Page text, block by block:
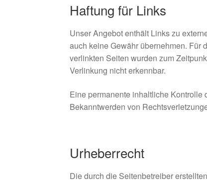
Haftung für Links
Unser Angebot enthält Links zu
auch keine Gewähr übernehmen. Für
verlinkten Seiten wurden zum
Verlinkung nicht erkennbar.
Eine permanente inhaltliche Kontrolle
Bekanntwerden von
Urheberrecht
Die durch die Seitenbetreiber